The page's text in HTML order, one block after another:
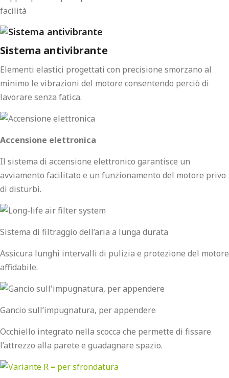
facilità
Sistema antivibrante
Elementi elastici progettati con precisione smorzano al
minimo le vibrazioni del motore consentendo perciò di
lavorare senza fatica.
Accensione elettronica
Il sistema di accensione elettronico garantisce un
avviamento facilitato e un funzionamento del motore privo
di disturbi.
Sistema di filtraggio dell’aria a lunga durata
Assicura lunghi intervalli di pulizia e protezione del motore
affidabile.
Gancio sull’impugnatura, per appendere
Occhiello integrato nella scocca che permette di fissare
l’attrezzo alla parete e guadagnare spazio.